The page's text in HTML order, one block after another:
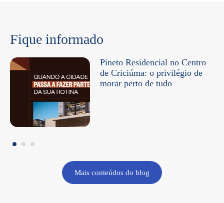
Fique informado
Pineto Residencial no Centro
de Criciúma: o privilégio de
morar perto de tudo
Mais conteúdos do blog